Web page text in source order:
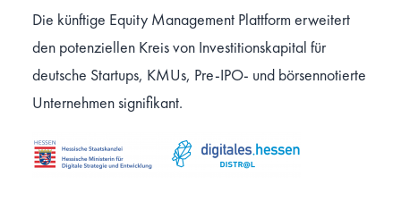
Die künftige Equity Management Plattform erweitert
den potenziellen Kreis von Investitionskapital für
deutsche Startups, KMUs, Pre-IPO- und börsennotierte
Unternehmen signifikant.